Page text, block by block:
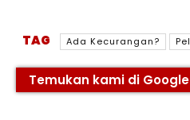
TAG Ada Kecurangan?
Temukan kami di